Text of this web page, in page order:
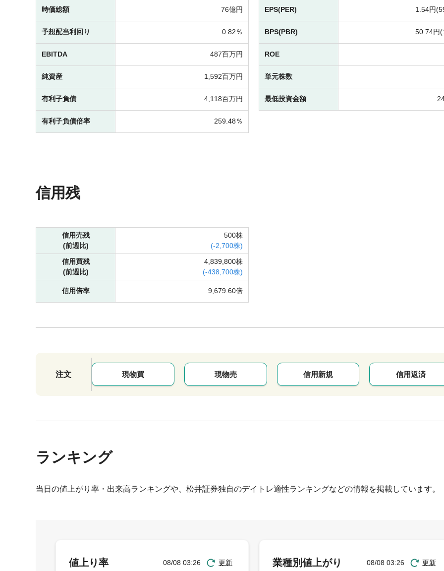
時価総額 76億円
予想配当利回り 0.82％
EBITDA 487百万円
純資産 1,592百万円
有利子負債 4,118百万円
有利子負債倍率 259.48％
EPS(PER) 1.54円(
BPS(PBR) 50.74円(
ROE
単元株数
最低投資金額
信用残
信用売残
(前週比)
500株
(-2,700株)
信用買残
(前週比)
4,839,800株
(-438,700株)
信用倍率 9,679.60倍
注文 現物買 現物売 信用新規 信用返済
ランキング
当日の値上がり率・出来高ランキングや、松井証券独自のデイトレ適性ランキングなどの情報を掲載しています。